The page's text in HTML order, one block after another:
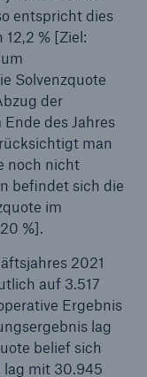
entspricht dies
% [Ziel:
Solvenzquote
der
des Jahres
man
noch nicht
befindet sich die
im
%].
2021
auf 3.517
Ergebnis
lag
belief sich
lag mit 30.945